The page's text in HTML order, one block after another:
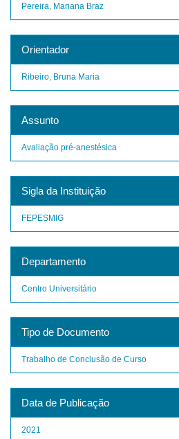
Pereira, Mariana Braz
Orientador
Ribeiro, Bruna Maria
Assunto
Avaliação pré-anestésica
Sigla da Instituição
FEPESMIG
Departamento
Centro Universitário
Tipo de Documento
Trabalho de Conclusão de Curso
Data de Publicação
2021